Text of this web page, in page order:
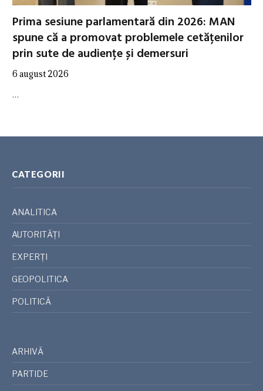
Prima sesiune parlamentară din 2026: MAN
spune că a promovat problemele cetățenilor
prin sute de audiențe și demersuri
6 august 2026
…
CATEGORII
ANALITICA
AUTORITĂȚI
EXPERȚI
GEOPOLITICA
POLITICĂ
ARHIVĂ
PARTIDE